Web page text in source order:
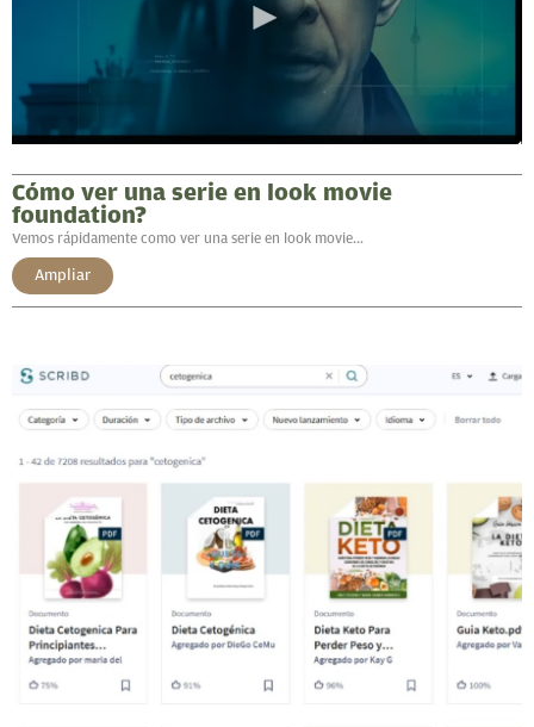
Cómo ver una serie en look movie
foundation?
Vemos rápidamente como ver una serie en look movie...
Ampliar